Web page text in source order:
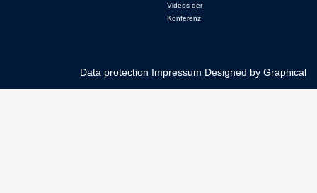
Videos der
Konferenz
Data protection Impressum Designed by Graphical